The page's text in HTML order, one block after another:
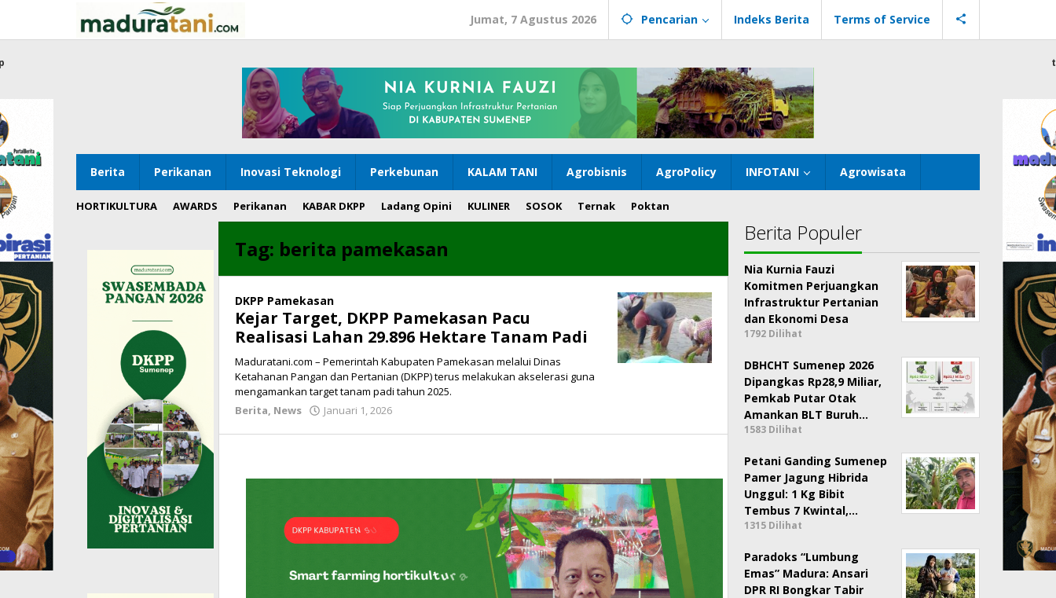
konten
Jumat, 7 Agustus 2026 Pencarian Indeks Berita Terms of Service
Berita Perikanan Inovasi Teknologi Perkebunan KALAM TANI Agrobisnis AgroPolicy INFOTANI Agrowisata
HORTIKULTURA AWARDS Perikanan KABAR DKPP Ladang Opini KULINER SOSOK Ternak Poktan
Tag: berita pamekasan
DKPP Pamekasan
Kejar Target, DKPP Pamekasan Pacu
Realisasi Lahan 29.896 Hektare Tanam Padi
Maduratani.com – Pemerintah Kabupaten Pamekasan melalui Dinas
Ketahanan Pangan dan Pertanian (DKPP) terus melakukan akselerasi guna
mengamankan target tanam padi tahun 2025.
Berita, News Januari 1, 2026
Berita Populer
Nia Kurnia Fauzi
Komitmen Perjuangkan
Infrastruktur Pertanian
dan Ekonomi Desa
1792 Dilihat
DBHCHT Sumenep 2026
Dipangkas Rp28,9 Miliar,
Pemkab Putar Otak
Amankan BLT Buruh…
1583 Dilihat
Petani Ganding Sumenep
Pamer Jagung Hibrida
Unggul: 1 Kg Bibit
Tembus 7 Kwintal,…
1315 Dilihat
Paradoks “Lumbung
Emas” Madura: Ansari
DPR RI Bongkar Tabir